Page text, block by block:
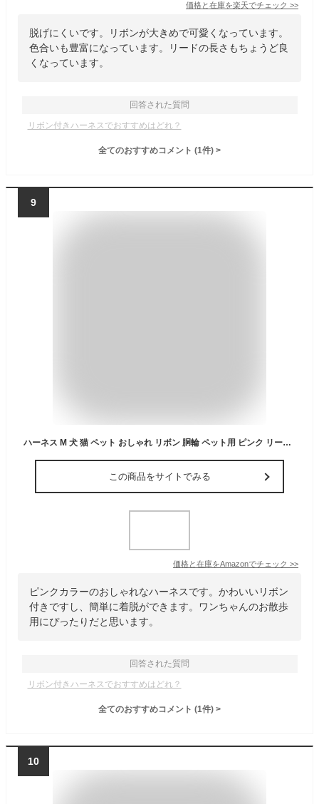
価格と在庫を楽天でチェック >>
脱げにくいです。リボンが大きめで可愛くなっています。
色合いも豊富になっています。リードの長さもちょうど良
くなっています。
回答された質問
リボン付きハーネスでおすすめはどれ？
全てのおすすめコメント (1件) >
9
ハーネス M 犬 猫 ペット おしゃれ リボン 胴輪 ペット用 ピンク リード 付 ハーネス 可愛い 小型犬 チェック柄 小型犬 犬猫用 リボン付きリード 一体型ハーネス 散歩 しつけ用 ソフト 犬 中型犬 柴犬 簡単着脱
この商品をサイトでみる
価格と在庫をAmazonでチェック >>
ピンクカラーのおしゃれなハーネスです。かわいいリボン
付きですし、簡単に着脱ができます。ワンちゃんのお散歩
用にぴったりだと思います。
回答された質問
リボン付きハーネスでおすすめはどれ？
全てのおすすめコメント (1件) >
10